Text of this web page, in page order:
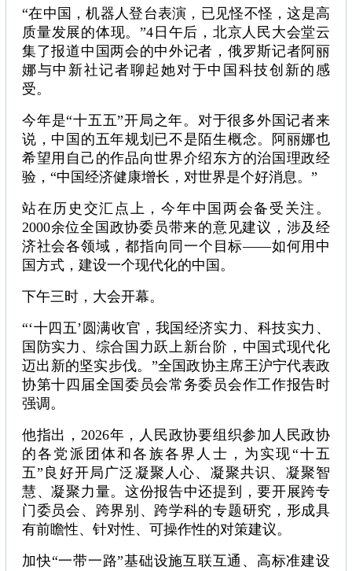
“在中国，机器人登台表演，已见怪不怪，这是高
质量发展的体现。”4日午后，北京人民大会堂云
集了报道中国两会的中外记者，俄罗斯记者阿丽
娜与中新社记者聊起她对于中国科技创新的感
受。
今年是“十五五”开局之年。对于很多外国记者来
说，中国的五年规划已不是陌生概念。阿丽娜也
希望用自己的作品向世界介绍东方的治国理政经
验，“中国经济健康增长，对世界是个好消息。”
站在历史交汇点上，今年中国两会备受关注。
2000余位全国政协委员带来的意见建议，涉及经
济社会各领域，都指向同一个目标——如何用中
国方式，建设一个现代化的中国。
下午三时，大会开幕。
“‘十四五’圆满收官，我国经济实力、科技实力、
国防实力、综合国力跃上新台阶，中国式现代化
迈出新的坚实步伐。”全国政协主席王沪宁代表政
协第十四届全国委员会常务委员会作工作报告时
强调。
他指出，2026年，人民政协要组织参加人民政协
的各党派团体和各族各界人士，为实现“十五
五”良好开局广泛凝聚人心、凝聚共识、凝聚智
慧、凝聚力量。这份报告中还提到，要开展跨专
门委员会、跨界别、跨学科的专题研究，形成具
有前瞻性、针对性、可操作性的对策建议。
加快“一带一路”基础设施互联互通、高标准建设